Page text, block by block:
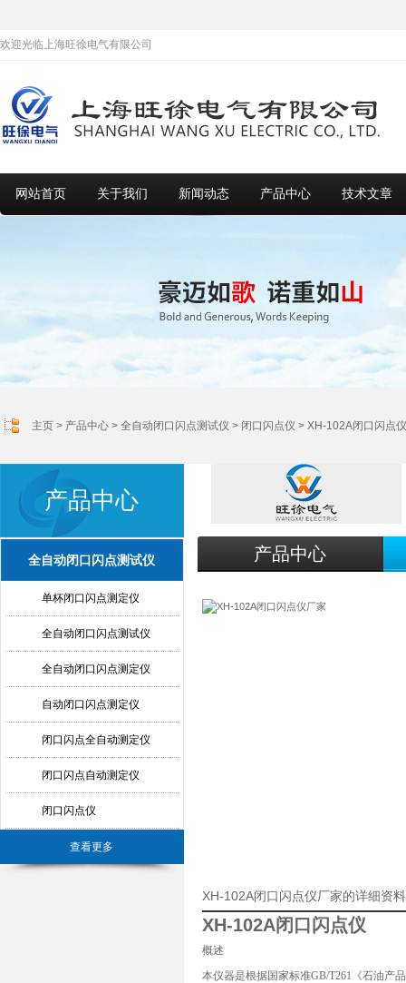
欢迎光临上海旺徐电气有限公司
网站首页 关于我们 新闻动态 产品中心 技术文章
主页 > 产品中心 > 全自动闭口闪点测试仪 > 闭口闪点仪 > XH-102A闭口闪点
产品中心
全自动闭口闪点测试仪
单杯闭口闪点测定仪
全自动闭口闪点测试仪
全自动闭口闪点测定仪
自动闭口闪点测定仪
闭口闪点全自动测定仪
闭口闪点自动测定仪
闭口闪点仪
查看更多
产品中心
XH-102A闭口闪点仪厂家的详细资
XH-102A闭口闪点仪
概述
本仪器是根据国家标准GB/T261《石油产